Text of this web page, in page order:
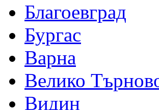
Благоевград
Бургас
Варна
Велико
Видин